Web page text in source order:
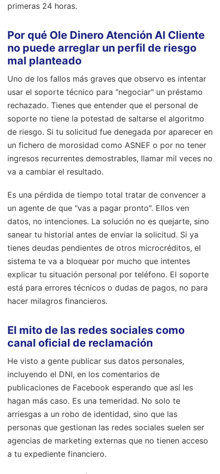
primeras 24 horas.
Por qué Ole Dinero Atención Al Cliente
no puede arreglar un perfil de riesgo
mal planteado
Uno de los fallos más graves que observo es intentar
usar el soporte técnico para "negociar" un préstamo
rechazado. Tienes que entender que el personal de
soporte no tiene la potestad de saltarse el algoritmo
de riesgo. Si tu solicitud fue denegada por aparecer en
un fichero de morosidad como ASNEF o por no tener
ingresos recurrentes demostrables, llamar mil veces no
va a cambiar el resultado.
Es una pérdida de tiempo total tratar de convencer a
un agente de que "vas a pagar pronto". Ellos ven
datos, no intenciones. La solución no es quejarte, sino
sanear tu historial antes de enviar la solicitud. Si ya
tienes deudas pendientes de otros microcréditos, el
sistema te va a bloquear por mucho que intentes
explicar tu situación personal por teléfono. El soporte
está para errores técnicos o dudas de pagos, no para
hacer milagros financieros.
El mito de las redes sociales como
canal oficial de reclamación
He visto a gente publicar sus datos personales,
incluyendo el DNI, en los comentarios de
publicaciones de Facebook esperando que así les
hagan más caso. Es una temeridad. No solo te
arriesgas a un robo de identidad, sino que las
personas que gestionan las redes sociales suelen ser
agencias de marketing externas que no tienen acceso
a tu expediente financiero.